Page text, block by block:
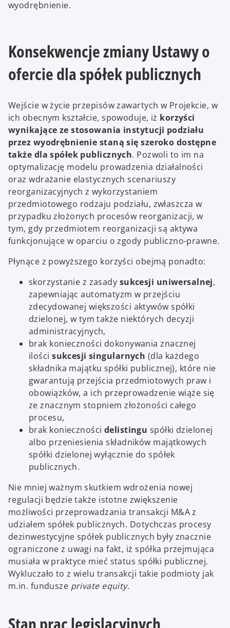
wyodrębnienie.
Konsekwencje zmiany Ustawy o
ofercie dla spółek publicznych
Wejście w życie przepisów zawartych w Projekcie, w
ich obecnym kształcie, spowoduje, iż korzyści
wynikające ze stosowania instytucji podziału
przez wyodrębnienie staną się szeroko dostępne
także dla spółek publicznych. Pozwoli to im na
optymalizację modelu prowadzenia działalności
oraz wdrażanie elastycznych scenariuszy
reorganizacyjnych z wykorzystaniem
przedmiotowego rodzaju podziału, zwłaszcza w
przypadku złożonych procesów reorganizacji, w
tym, gdy przedmiotem reorganizacji są aktywa
funkcjonujące w oparciu o zgody publiczno-prawne.
Płynące z powyższego korzyści obejmą ponadto:
skorzystanie z zasady sukcesji uniwersalnej,
zapewniając automatyzm w przejściu
zdecydowanej większości aktywów spółki
dzielonej, w tym także niektórych decyzji
administracyjnych,
brak konieczności dokonywania znacznej
ilościsukcesji singularnych (dla każdego
składnika majątku spółki publicznej), które nie
gwarantują przejścia przedmiotowych praw i
obowiązków, a ich przeprowadzenie wiąże się
ze znacznym stopniem złożoności całego
procesu,
brak konieczności delistingu spółki dzielonej
albo przeniesienia składników majątkowych
spółki dzielonej wyłącznie do spółek
publicznych.
Nie mniej ważnym skutkiem wdrożenia nowej
regulacji będzie także istotne zwiększenie
możliwości przeprowadzania transakcji M&A z
udziałem spółek publicznych. Dotychczas procesy
dezinwestycyjne spółek publicznych były znacznie
ograniczone z uwagi na fakt, iż spółka przejmująca
musiała w praktyce mieć status spółki publicznej.
Wykluczało to z wielu transakcji takie podmioty jak
m.in. fundusze private equity.
Stan prac legislacyjnych